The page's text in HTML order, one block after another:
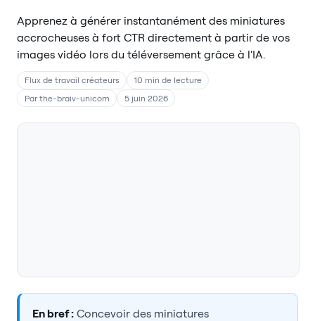
Apprenez à générer instantanément des miniatures
accrocheuses à fort CTR directement à partir de vos
images vidéo lors du téléversement grâce à l'IA.
Flux de travail créateurs
10 min de lecture
Par the-braiv-unicorn
5 juin 2026
En bref :Concevoir des miniatures